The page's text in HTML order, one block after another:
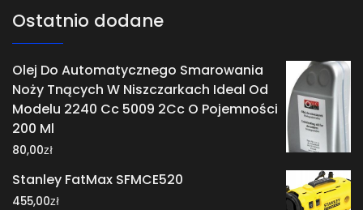
Ostatnio dodane
Olej Do Automatycznego Smarowania
Noży Tnących W Niszczarkach Ideal Od
Modelu 2240 Cc 5009 2Cc O Pojemności
200 Ml
80,00zł
Stanley FatMax SFMCE520
455,00zł